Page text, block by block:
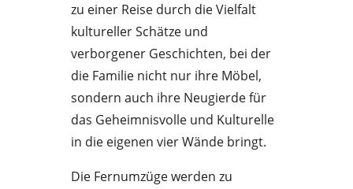
zu einer Reise durch die Vielfalt
kultureller Schätze und
verborgener Geschichten, bei der
die Familie nicht nur ihre Möbel,
sondern auch ihre Neugierde für
das Geheimnisvolle und Kulturelle
in die eigenen vier Wände bringt.
Die Fernumzüge werden zu